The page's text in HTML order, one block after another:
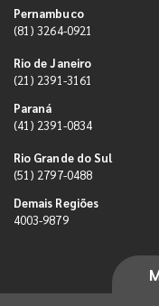
Pernambuco
(81) 3264-0921
Rio de Janeiro
(21) 2391-3161
Paraná
(41) 2391-0834
Rio Grande do Sul
(51) 2797-0488
Demais Regiões
4003-9879